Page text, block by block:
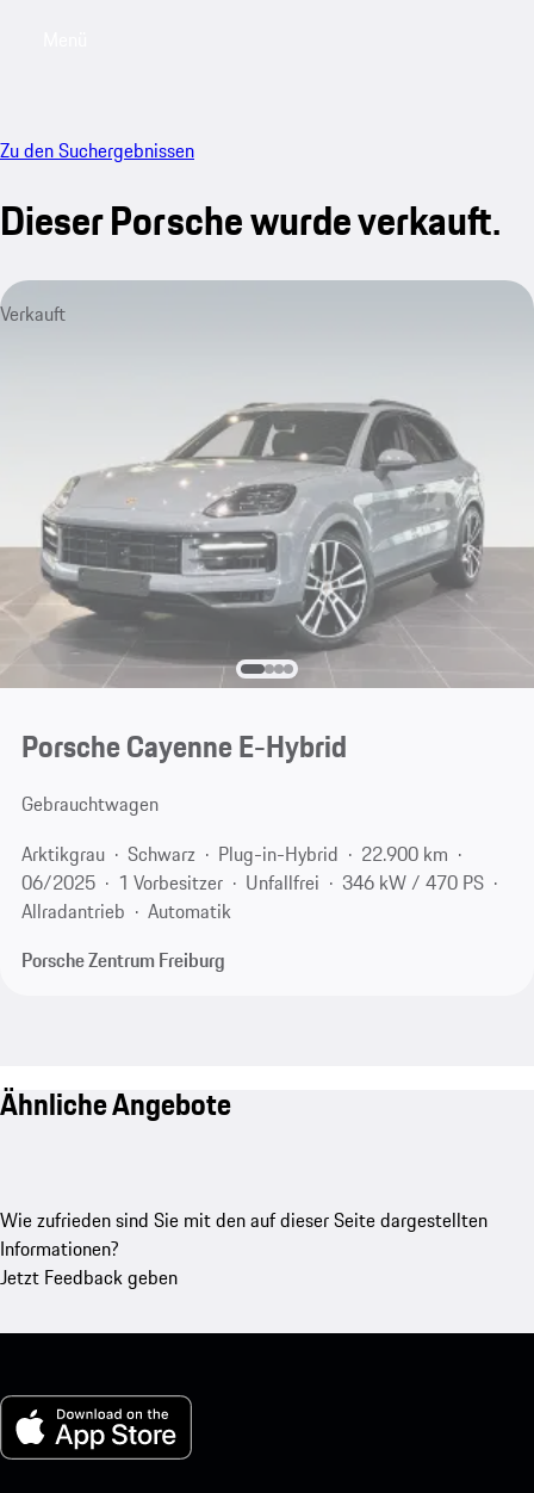
Zu den Suchergebnissen
Dieser Porsche wurde verkauft.
Verkauft
Porsche Cayenne E-Hybrid
Gebrauchtwagen
Arktikgrau
Schwarz Plug-in-Hybrid
22.900 km
06/2025
1 Vorbesitzer Unfallfrei
346 kW / 470 PS
Allradantrieb
Automatik
Porsche Zentrum Freiburg
Ähnliche Angebote
Wie zufrieden sind Sie mit den auf dieser Seite dargestellten
Informationen?
Jetzt Feedback geben